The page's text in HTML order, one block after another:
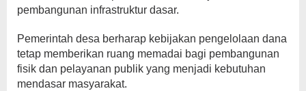
pembangunan infrastruktur dasar.
Pemerintah desa berharap kebijakan pengelolaan dana
tetap memberikan ruang memadai bagi pembangunan
fisik dan pelayanan publik yang menjadi kebutuhan
mendasar masyarakat.